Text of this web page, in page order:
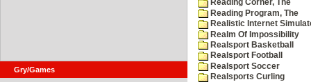
Gry/Games
Reading Corner, The
Reading Program, The
Realistic Internet
Realm Of Impossibility
Realsport Basketball
Realsport Football
Realsport Soccer
Realsports Curling